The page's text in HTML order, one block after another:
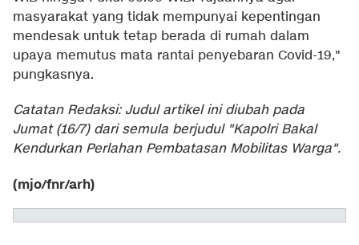
masyarakat yang tidak mempunyai kepentingan
mendesak untuk tetap berada di rumah dalam
upaya memutus mata rantai penyebaran Covid-19,"
pungkasnya.
Catatan Redaksi: Judul artikel ini diubah pada
Jumat (16/7) dari semula berjudul "Kapolri Bakal
Kendurkan Perlahan Pembatasan Mobilitas Warga".
(mjo/fnr/arh)